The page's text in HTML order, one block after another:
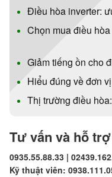
Điều hòa inverter:
Chọn mua điều hòa
Giảm tiếng ồn cho
Hiểu đúng về đơn
Thị trường điều
Tư vấn và hỗ trợ
0935.55.88.33 |
Kỹ thuật viên: